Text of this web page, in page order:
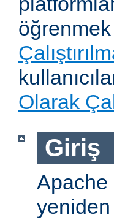
Olarak
Giriş
Apache